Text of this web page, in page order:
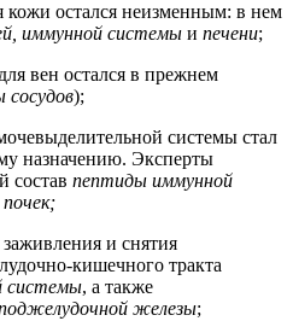
кожи остался неизменным: в нем
иммунной системы и печени;
вен остался в прежнем
сосудов);
системы стал
назначению. Эксперты
состав пептиды иммунной
почек;
и снятия
кишечного тракта
системы, а также
железы;